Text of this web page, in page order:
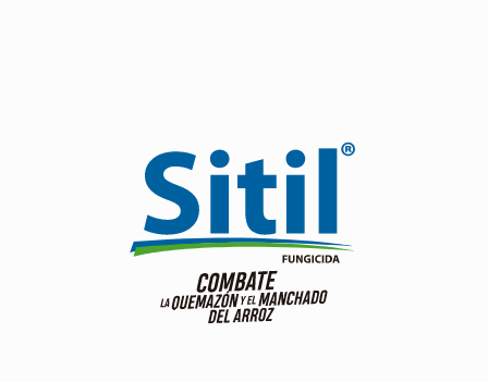
Doble efecto preventivo y curativo.
Dos vías para alcanzar el mejor control.
Ver producto